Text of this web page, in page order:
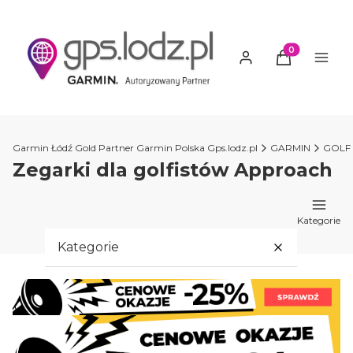
Produkty w
Garmin Łódź Gold Partner Garmin Polska Gps.lodz.pl GARMIN GOLF
Zegarki dla golfistów Approach
Kategorie
Kategorie
PROMOCJE GARMIN
GARMIN